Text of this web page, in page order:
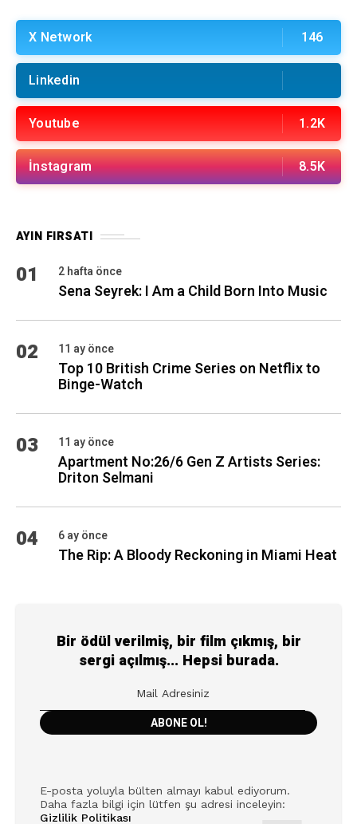
X Network 146
Linkedin
Youtube 1.2K
İnstagram 8.5K
AYIN FIRSATI
01 2 hafta önce
Sena Seyrek: I Am a Child Born Into Music
02 11 ay önce
Top 10 British Crime Series on Netflix to
Binge-Watch
03 11 ay önce
Apartment No:26/6 Gen Z Artists Series:
Driton Selmani
04 6 ay önce
The Rip: A Bloody Reckoning in Miami Heat
Bir ödül verilmiş, bir film çıkmış, bir
sergi açılmış... Hepsi burada.
E-posta yoluyla bülten almayı kabul ediyorum.
Daha fazla bilgi için lütfen şu adresi inceleyin:
Gizlilik Politikası